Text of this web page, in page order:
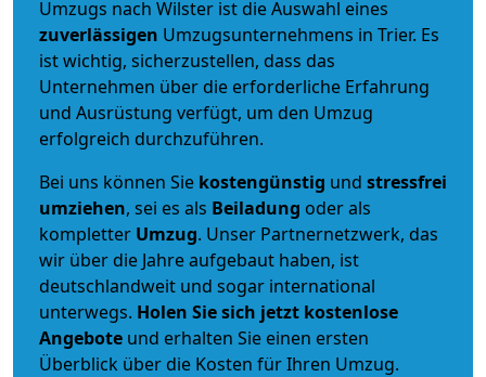
Umzugs nach Wilster ist die Auswahl eines
zuverlässigen Umzugsunternehmens in Trier. Es
ist wichtig, sicherzustellen, dass das
Unternehmen über die erforderliche Erfahrung
und Ausrüstung verfügt, um den Umzug
erfolgreich durchzuführen.
Bei uns können Sie kostengünstig und stressfrei
umziehen, sei es als Beiladung oder als
kompletter Umzug. Unser Partnernetzwerk, das
wir über die Jahre aufgebaut haben, ist
deutschlandweit und sogar international
unterwegs. Holen Sie sich jetzt kostenlose
Angebote und erhalten Sie einen ersten
Überblick über die Kosten für Ihren Umzug.